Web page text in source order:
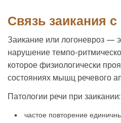
Связь заикания с
Заикание или логоневроз —
нарушение темпо-
которое физиологически
состояниях мышц речевого
Патологии речи при заикании:
частое повторение